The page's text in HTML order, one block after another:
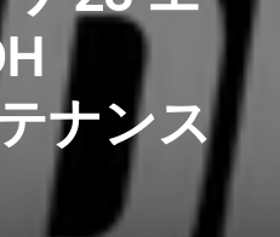
ナンス